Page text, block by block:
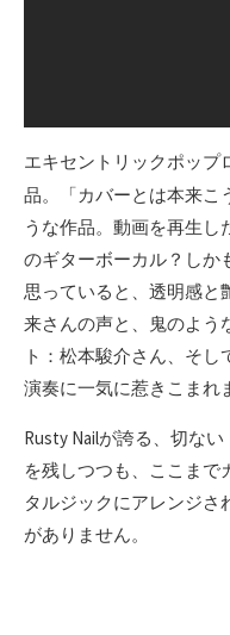
エキセントリックポップ
品。「カバーとは本来こ
うな作品。動画を再生し
のギターボーカル？しか
思っていると、透明感と
来さんの声と、鬼のよう
ト：松本駿介さん、そ
演奏に一気に惹きこまれ
Rusty Nailが誇る、切な
を残しつつも、ここまで
タルジックにアレンジさ
がありません。